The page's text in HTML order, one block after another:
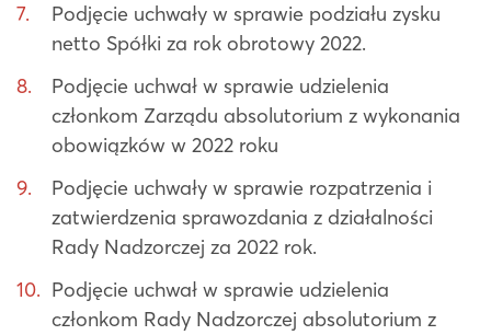
Podjęcie uchwały w sprawie podziału zysku
netto Spółki za rok obrotowy 2022.
Podjęcie uchwał w sprawie udzielenia
członkom Zarządu absolutorium z wykonania
obowiązków w 2022 roku
Podjęcie uchwały w sprawie rozpatrzenia i
zatwierdzenia sprawozdania z działalności
Rady Nadzorczej za 2022 rok.
Podjęcie uchwał w sprawie udzielenia
członkom Rady Nadzorczej absolutorium z